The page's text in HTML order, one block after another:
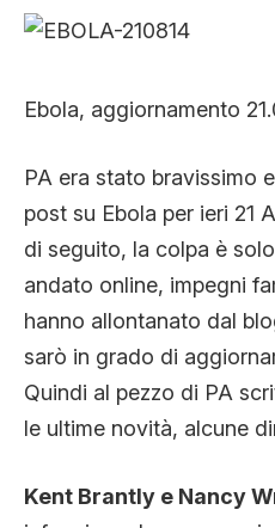
CLIMA ED ENERGIA
CONTATTI
CHI SIAMO
Ebola, aggiornamento
PA era stato bravissimo
post su Ebola per ieri 21
di seguito, la colpa è
andato online, impegni
hanno allontanato dal
sarò in grado di
Quindi al pezzo di PA
le ultime novità, alcune
Kent Brantly e Nancy